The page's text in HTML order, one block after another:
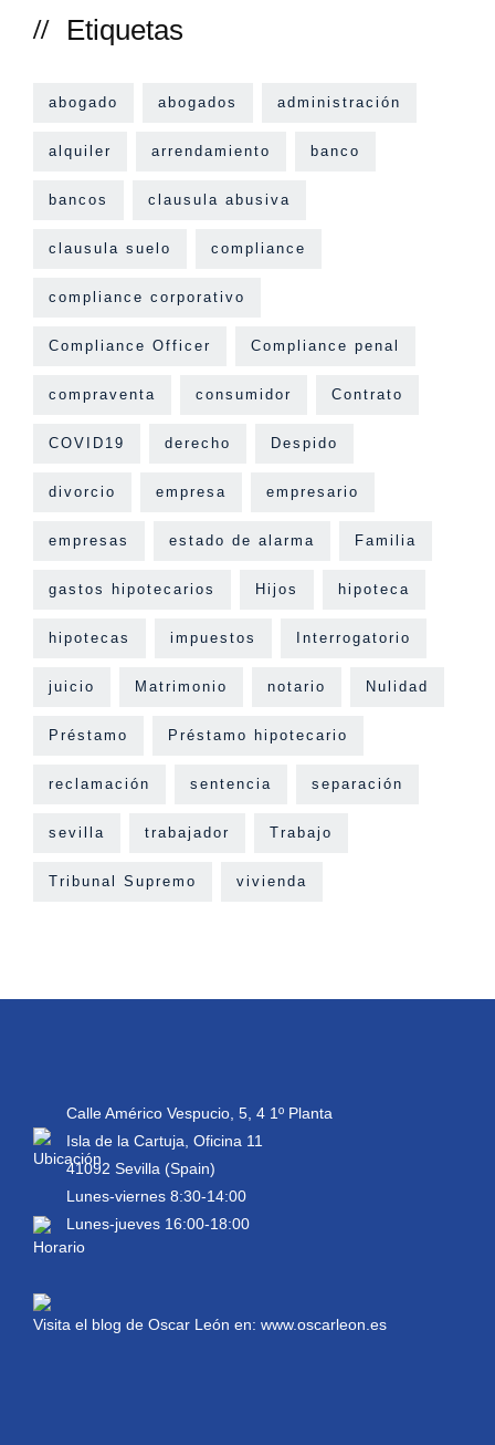
Etiquetas
abogado abogados administración
alquiler arrendamiento banco
bancos clausula abusiva
clausula suelo compliance
compliance corporativo
Compliance Officer Compliance penal
compraventa consumidor Contrato
COVID19 derecho Despido
divorcio empresa empresario
empresas estado de alarma Familia
gastos hipotecarios Hijos hipoteca
hipotecas impuestos Interrogatorio
juicio Matrimonio notario Nulidad
Préstamo Préstamo hipotecario
reclamación sentencia separación
sevilla trabajador Trabajo
Tribunal Supremo vivienda
Calle Américo Vespucio, 5, 4 1º Planta
Isla de la Cartuja, Oficina 11
41092 Sevilla (Spain)
Lunes-viernes 8:30-14:00
Lunes-jueves 16:00-18:00
Visita el blog de Oscar León en: www.oscarleon.es